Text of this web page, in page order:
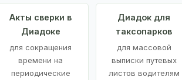
Акты сверки в
Диадоке
для сокращения
времени на
периодические
Диадок для
таксопарков
для массовой
выписки путевых
листов водителям